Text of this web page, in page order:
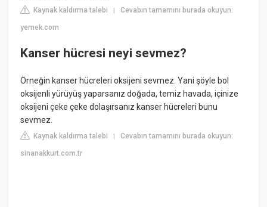
Kaynak kaldırma talebi |Cevabın tamamını burada okuyun:
yemek.com
Kanser hücresi neyi sevmez?
Örneğin kanser hücreleri oksijeni sevmez. Yani şöyle bol
oksijenli yürüyüş yaparsanız doğada, temiz havada, içinize
oksijeni çeke çeke dolaşırsanız kanser hücreleri bunu
sevmez.
Kaynak kaldırma talebi |Cevabın tamamını burada okuyun:
sinanakkurt.com.tr